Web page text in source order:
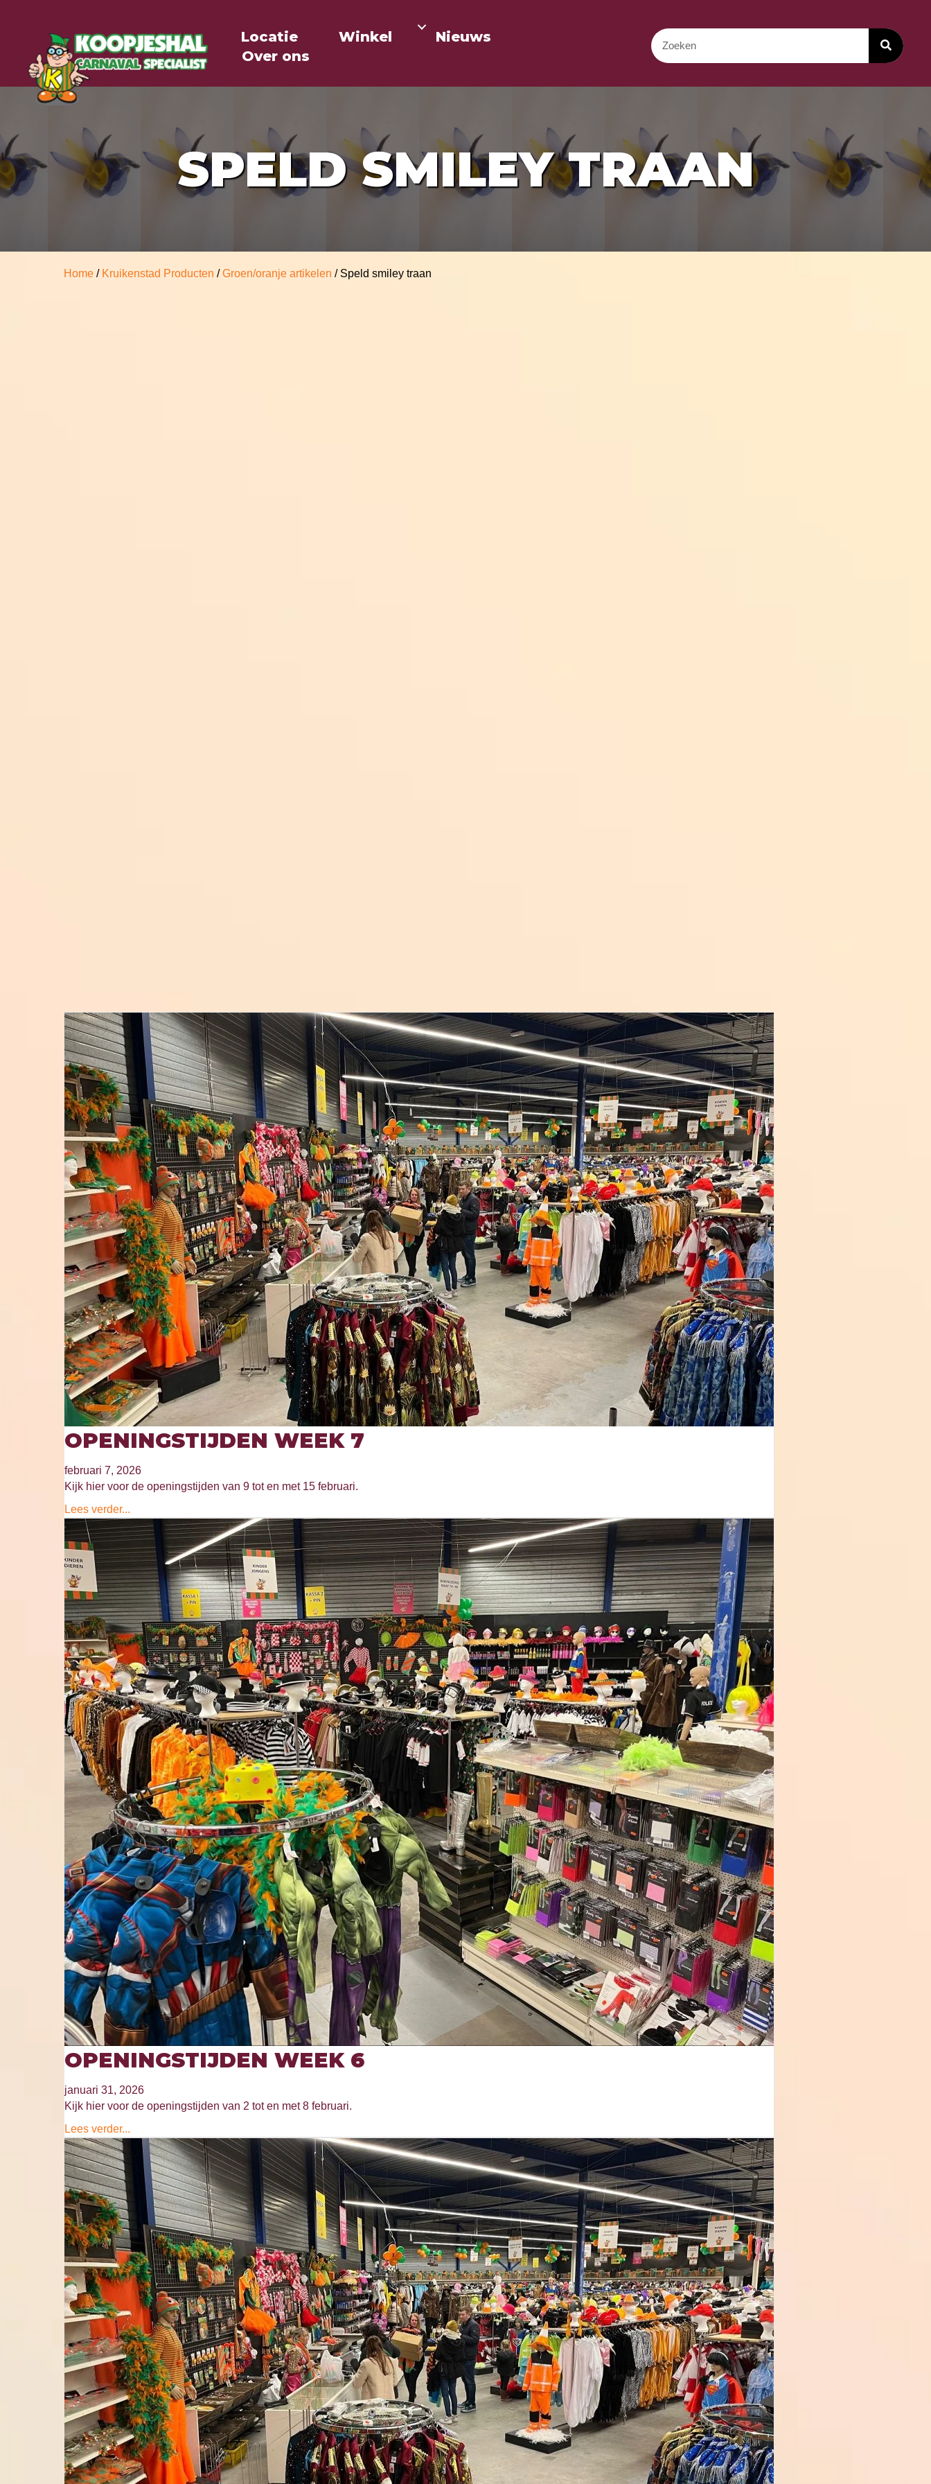
Locatie Winkel
Nieuws
Over ons
SPELD SMILEY TRAAN
Home / Kruikenstad Producten /Groen/oranje artikelen / Speld smiley traan
OPENINGSTIJDEN WEEK 7
februari 7, 2026
Kijk hier voor de openingstijden van 9 tot en met 15 februari.
Lees verder...
OPENINGSTIJDEN WEEK 6
januari 31, 2026
Kijk hier voor de openingstijden van 2 tot en met 8 februari.
Lees verder...